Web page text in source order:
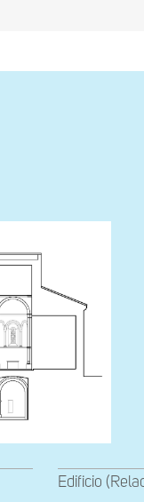
Edificio